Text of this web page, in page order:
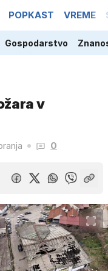
POPKAST VREME
Gospodarstvo
v
0